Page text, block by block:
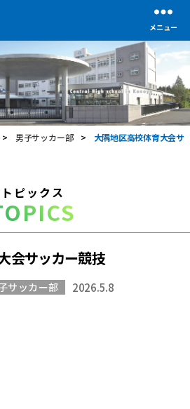
メニュー
> 男子サッカー部 >
大隅地区高校体育大会サ
トピックス
会サッカー競技
サッカー部 2026.5.8